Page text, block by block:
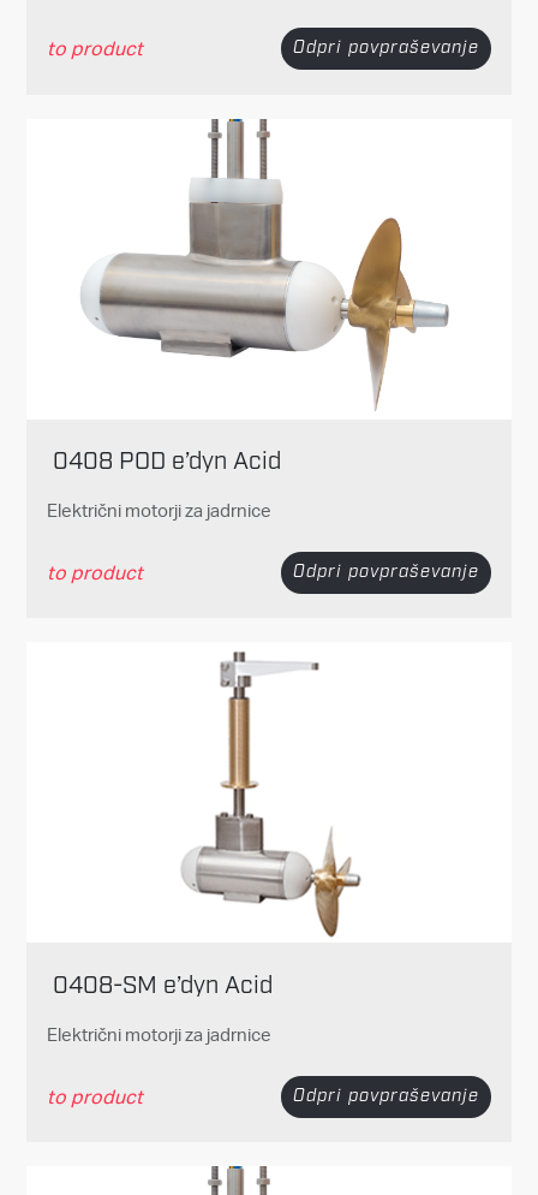
to product Odpri povpraševanje
0408 POD e’dyn Acid
Električni motorji za jadrnice
to product Odpri povpraševanje
0408-SM e’dyn Acid
Električni motorji za jadrnice
to product Odpri povpraševanje